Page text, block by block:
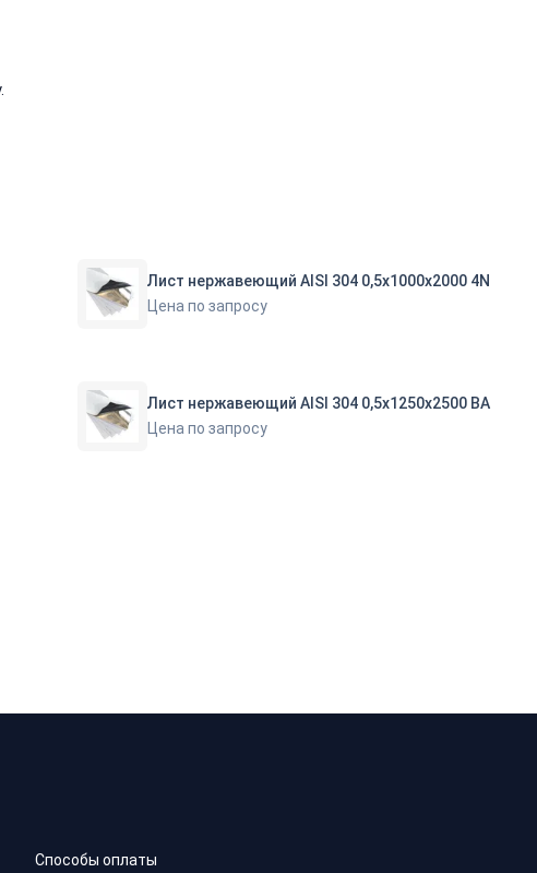
Лист нержавеющий AISI 304 0,5х1000х2000 4N
Цена по запросу
Лист нержавеющий AISI 304 0,5х1250х2500 ВА
Цена по запросу
Способы оплаты